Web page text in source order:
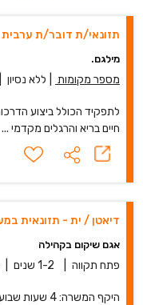
תזונאי/ת דובר/ת ערבית
מילגם.
מספר מקומות ללא נסיון
לתפקיד הכולל ביצוע
חיים בריא והרגלים מקדמי ...
דיאטן / ית - תזונאית
אגם שיקום בקהילה
פתח תקווה 1-2 שנים
היקף המשרה: